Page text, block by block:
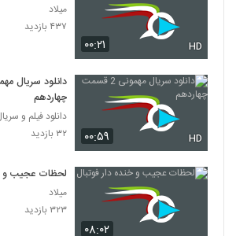
۰۰:۲۱ HD
میلاد
۴۳۷ بازدید
۰۰:۵۹ HD
چهاردهم
دانلود فیلم و
۳۲ بازدید
۰۸:۰۲
لحظات عجیب و
میلاد
۳۲۳ بازدید